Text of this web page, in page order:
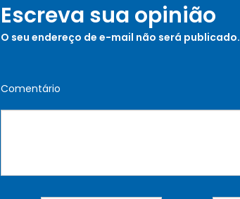
Escreva sua opinião
O seu endereço de e-mail não será publicado.
Comentário